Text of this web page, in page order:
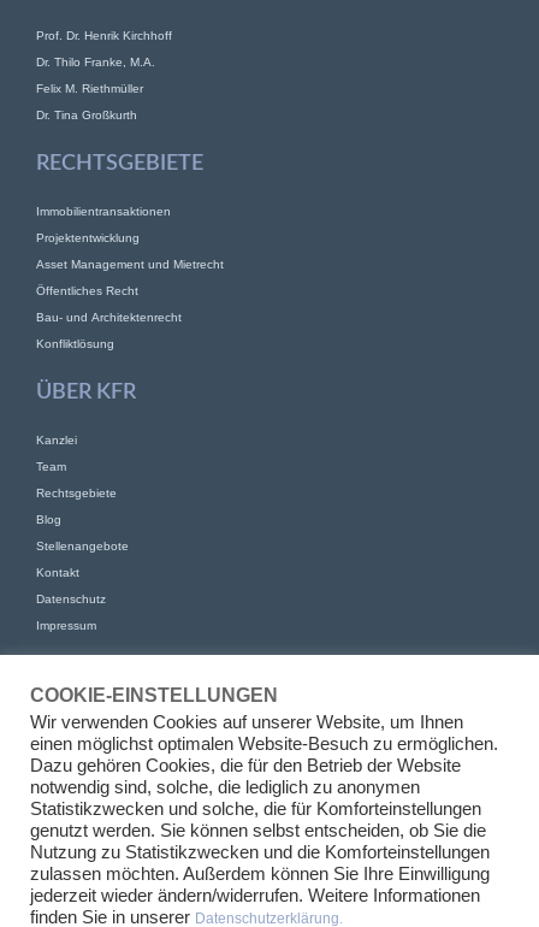
Prof. Dr. Henrik Kirchhoff
Dr. Thilo Franke, M.A.
Felix M. Riethmüller
Dr. Tina Großkurth
RECHTSGEBIETE
Immobilientransaktionen
Projektentwicklung
Asset Management und Mietrecht
Öffentliches Recht
Bau- und Architektenrecht
Konfliktlösung
ÜBER KFR
Kanzlei
Team
Rechtsgebiete
Blog
Stellenangebote
Kontakt
Datenschutz
Impressum
KFR Kirchhoff Franke Riethmüller Partnerschaft von Rechtsanwälten
mbB
Am Kaiserkai 69
20457 Hamburg
Tel+49 (0)40 524 77 00 30
Fax +49 (0)40 524 77 00 31
E-Mailinfo@kfr.law
COOKIE-EINSTELLUNGEN
Wir verwenden Cookies auf unserer Website, um Ihnen
einen möglichst optimalen Website-Besuch zu ermöglichen.
Dazu gehören Cookies, die für den Betrieb der Website
notwendig sind, solche, die lediglich zu anonymen
Statistikzwecken und solche, die für Komforteinstellungen
genutzt werden. Sie können selbst entscheiden, ob Sie die
Nutzung zu Statistikzwecken und die Komforteinstellungen
zulassen möchten. Außerdem können Sie Ihre Einwilligung
jederzeit wieder ändern/widerrufen. Weitere Informationen
finden Sie in unserer Datenschutzerklärung.